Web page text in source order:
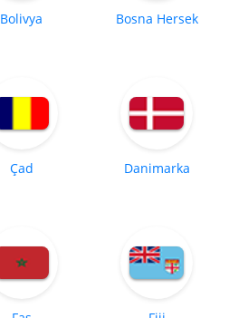
Bolivya Bosna Hersek
Çad Danimarka